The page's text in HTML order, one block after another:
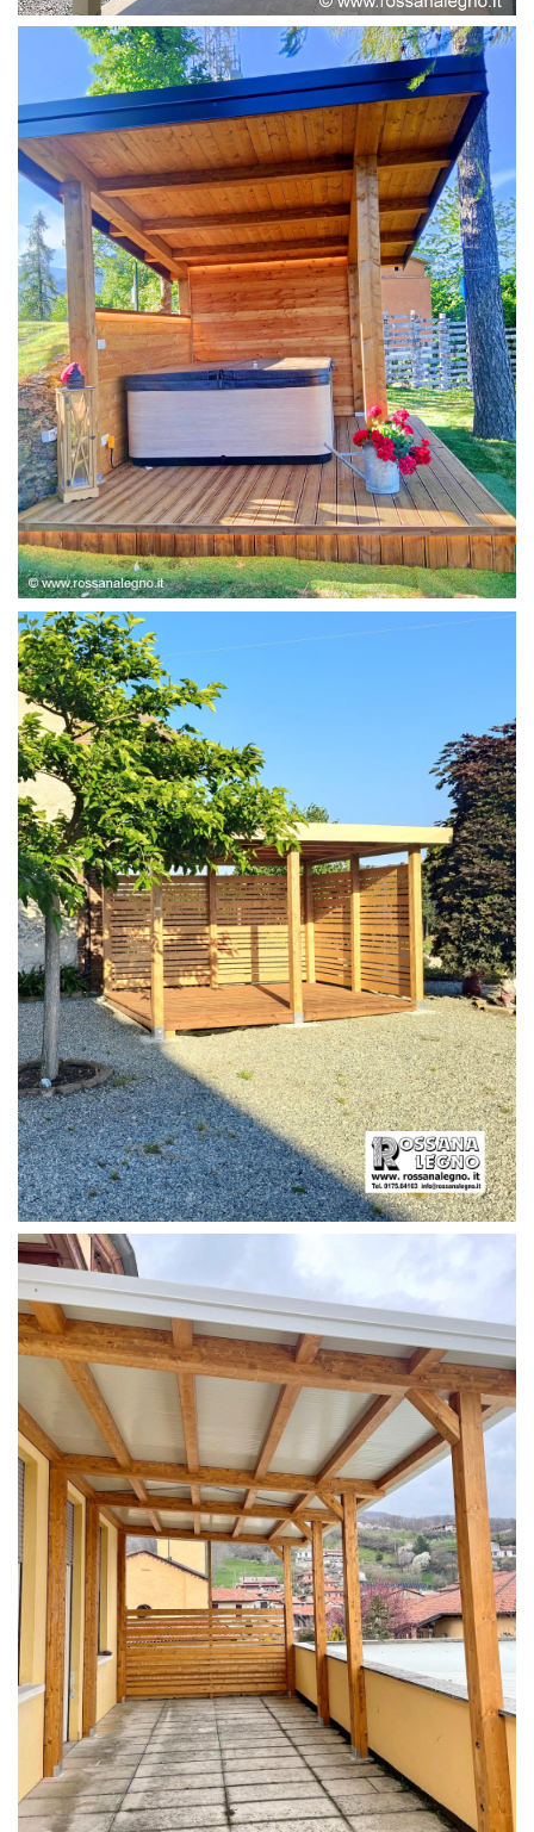
STRUTTURA ABETE LAMELLARE, RIVESTIMENTO IN
LARICE,
PERGOLA CON PAVIMENTO E FRANGIVISTA